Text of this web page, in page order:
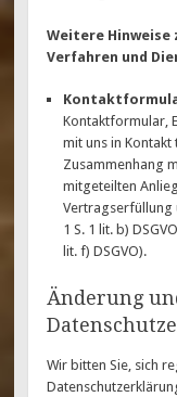
Weitere Hinweise
Verfahren und
Kontaktformular,
mit uns in
Zusammenhang
mitgeteilten
Vertragserfüllung
1 S. 1 lit. b)
lit. f) DSGVO).
Änderung
Wir bitten Sie, sich